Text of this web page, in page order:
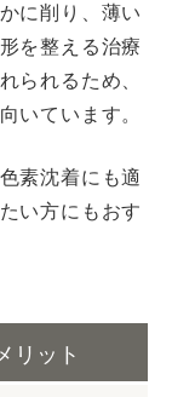
に削り、薄い
を整える治療
られるため、
いています。
素沈着にも適
い方にもおす
リット